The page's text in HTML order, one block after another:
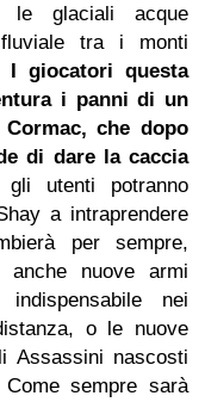
glaciali acque
tra i monti
I giocatori questa
i panni di un
che dopo
di dare la caccia
utenti potranno
a intraprendere
per sempre,
anche nuove armi
nei
o le nuove
Assassini nascosti
sempre sarà